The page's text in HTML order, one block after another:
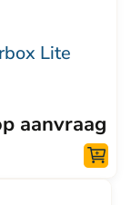
Lite
aanvraag